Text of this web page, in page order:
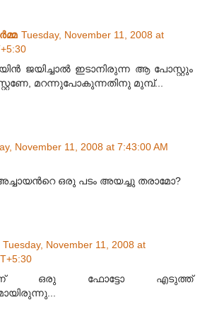
Tuesday, November 11, 2008 at
ജയിച്ചാല്‍ ഇടാനിരുന്ന ആ പോസ്റ്റും
മറന്നുപോകുന്നതിനു മുമ്പ്‌...
November 11, 2008 at 7:43:00 AM
ഒരു പടം അയച്ചു തരാമോ?
Tuesday, November 11, 2008 at
ഒരു ഫോട്ടോ എടുത്ത്